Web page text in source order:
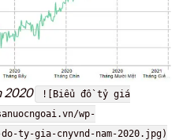
2020
![Biểu đồ tỷ giá
wp-
ty-gia-cnyvnd-nam-2020.jpg)